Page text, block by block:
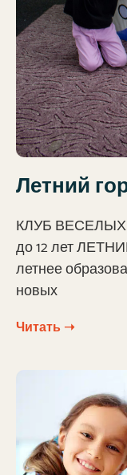
Летний
КЛУБ ВЕСЕЛЫХ
до 12 лет
летнее
новых
Читать ➝